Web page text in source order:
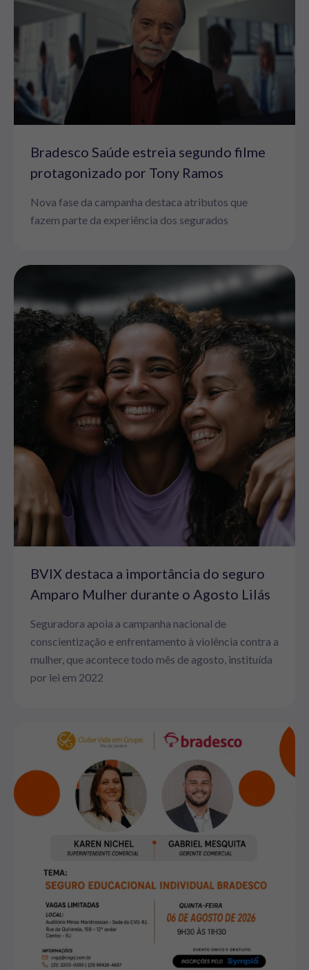
Bradesco Saúde estreia segundo filme
protagonizado por Tony Ramos
Nova fase da campanha destaca atributos que
fazem parte da experiência dos segurados
BVIX destaca a importância do seguro
Amparo Mulher durante o Agosto Lilás
Seguradora apoia a campanha nacional de
conscientização e enfrentamento à violência contra a
mulher, que acontece todo mês de agosto, instituída
por lei em 2022